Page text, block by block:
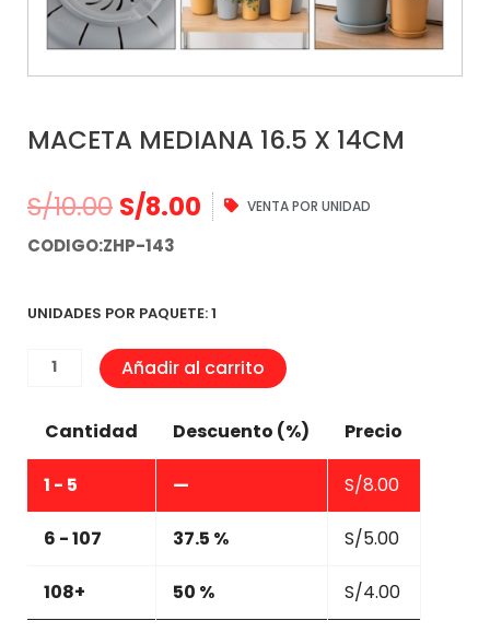
MACETA MEDIANA 16.5 X 14CM
S/10.00 S/8.00 VENTA POR UNIDAD
CODIGO:ZHP-143
UNIDADES POR PAQUETE: 1
MACETA
MEDIANA
14CM
Añadir al carrito
Cantidad Descuento (%) Precio
1 - 5 — S/8.00
6 - 107 37.5 % S/5.00
108+ 50 % S/4.00